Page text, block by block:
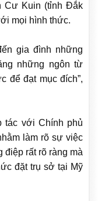
Cư Kuin (tỉnh Đắk
mọi hình thức.
gia đình những
những ngôn từ
để đạt mục đích”,
tác với Chính phủ
làm rõ sự việc
rất rõ ràng mà
đặt trụ sở tại Mỹ